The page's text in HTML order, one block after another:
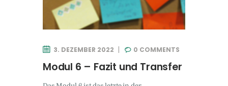
3. DEZEMBER 2022 0 COMMENTS
Modul 6 – Fazit und Transfer